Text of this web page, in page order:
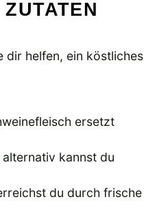
dir helfen, ein köstliches
ersetzt
kannst du
du durch frische